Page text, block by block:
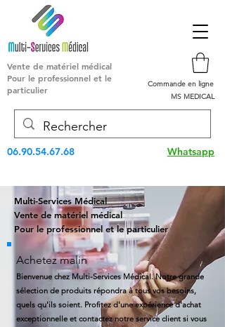
Vente de matériel médical
Pour le professionnel et le
particulier
Commande en ligne
MS MEDICAL
06.90.54.67.68 Whatsapp
Multi-Services Médical
Vente de matériel médical
Pour le professionnel et le particulier
Achetez malin
Bienvenue chez Multi-Services Médical. Notre grande
sélection de produits répondra à tous vos besoins,
quels qu'ils soient. Profitez d'une expérience d'achat
exceptionnelle et contactez notre service client si vous